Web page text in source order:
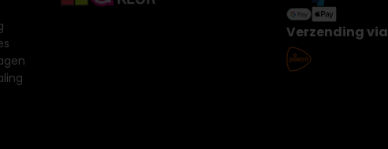
Verzending via